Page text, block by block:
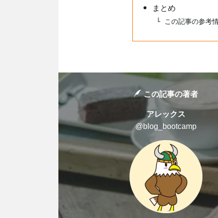
まとめ
この記事の参考
この記事の著者
アレックス
@blog_bootcamp